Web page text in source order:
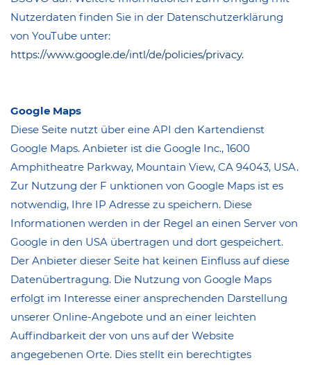
Nutzerdaten finden Sie in der Datenschutzerklärung
von YouTube unter:
https://www.google.de/intl/de/policies/privacy.
Google Maps
Diese Seite nutzt über eine API den Kartendienst
Google Maps. Anbieter ist die Google Inc., 1600
Amphitheatre Parkway, Mountain View, CA 94043, USA.
Zur Nutzung der F unktionen von Google Maps ist es
notwendig, Ihre IP Adresse zu speichern. Diese
Informationen werden in der Regel an einen Server von
Google in den USA übertragen und dort gespeichert.
Der Anbieter dieser Seite hat keinen Einfluss auf diese
Datenübertragung. Die Nutzung von Google Maps
erfolgt im Interesse einer ansprechenden Darstellung
unserer Online-Angebote und an einer leichten
Auffindbarkeit der von uns auf der Website
angegebenen Orte. Dies stellt ein berechtigtes